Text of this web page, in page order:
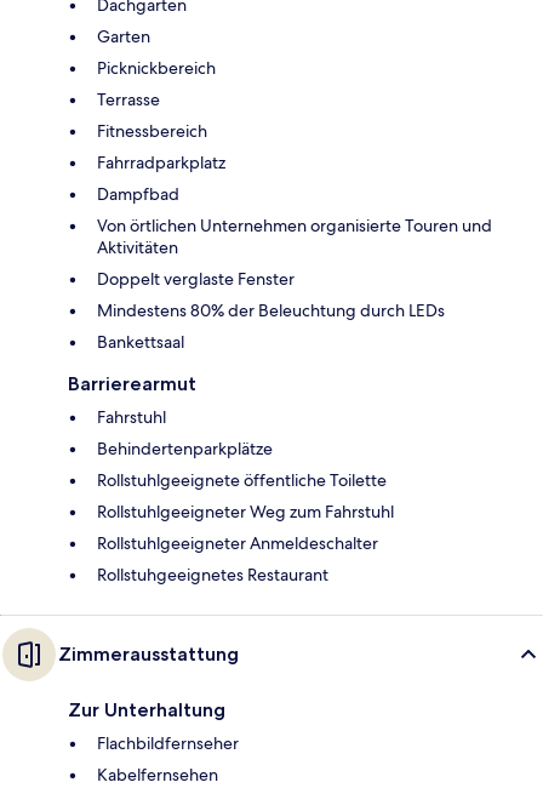
Dachgarten
Garten
Picknickbereich
Terrasse
Fitnessbereich
Fahrradparkplatz
Dampfbad
Von örtlichen Unternehmen organisierte Touren und
Aktivitäten
Doppelt verglaste Fenster
Mindestens 80% der Beleuchtung durch LEDs
Bankettsaal
Barrierearmut
Fahrstuhl
Behindertenparkplätze
Rollstuhlgeeignete öffentliche Toilette
Rollstuhlgeeigneter Weg zum Fahrstuhl
Rollstuhlgeeigneter Anmeldeschalter
Rollstuhgeeignetes Restaurant
Zimmerausstattung
Zur Unterhaltung
Flachbildfernseher
Kabelfernsehen